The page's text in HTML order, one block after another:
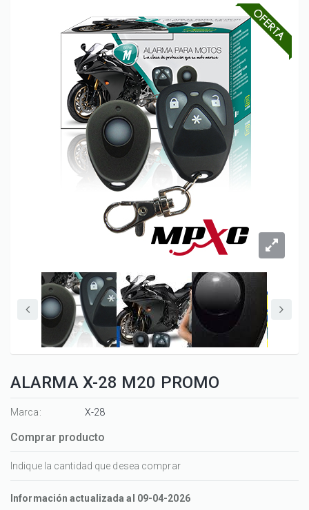
ALARMA X-28 M20 PROMO
Marca: X-28
Comprar producto
Indique la cantidad que desea comprar
Información actualizada al 09-04-2026